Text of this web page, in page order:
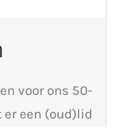
voor ons 50-
een (oud)lid